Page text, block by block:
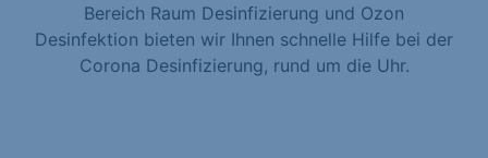
Bereich Raum Desinfizierung und Ozon
Desinfektion bieten wir Ihnen schnelle Hilfe bei der
Corona Desinfizierung, rund um die Uhr.